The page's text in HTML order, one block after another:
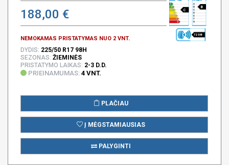
188,00 €
NEMOKAMAS PRISTATYMAS NUO 2 VNT.
C
B
72 DB
DYDIS: 225/50 R17 98H
SEZONAS: ŽIEMINĖS
PRISTATYMO LAIKAS: 2-3 D.D.
PRIEINAMUMAS: 4 VNT.
PLAČIAU
Į MĖGSTAMIAUSIAS
PALYGINTI